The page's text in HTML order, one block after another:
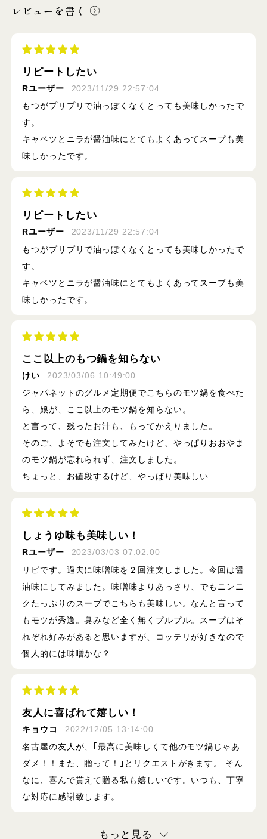
レビューを書く
リピートしたい
Rユーザー
2023/11/29 22:57:04
もつがプリプリで油っぽくなくとっても美味しかったで
す。
キャベツとニラが醤油味にとてもよくあってスープも美
味しかったです。
リピートしたい
Rユーザー
2023/11/29 22:57:04
もつがプリプリで油っぽくなくとっても美味しかったで
す。
キャベツとニラが醤油味にとてもよくあってスープも美
味しかったです。
ここ以上のもつ鍋を知らない
けい
2023/03/06 10:49:00
ジャパネットのグルメ定期便でこちらのモツ鍋を食べた
ら、娘が、ここ以上のモツ鍋を知らない。
と言って、残ったお汁も、もってかえりました。
そのご、よそでも注文してみたけど、やっぱりおおやま
のモツ鍋が忘れられず、注文しました。
ちょっと、お値段するけど、やっぱり美味しい
しょうゆ味も美味しい！
Rユーザー
2023/03/03 07:02:00
リピです。過去に味噌味を２回注文しました。今回は醤
油味にしてみました。味噌味よりあっさり、でもニンニ
クたっぷりのスープでこちらも美味しい。なんと言って
もモツが秀逸。臭みなど全く無くプルプル。スープはそ
れぞれ好みがあると思いますが、コッテリが好きなので
個人的には味噌かな？
友人に喜ばれて嬉しい！
キョウコ
2022/12/05 13:14:00
名古屋の友人が、｢最高に美味しくて他のモツ鍋じゃあ
ダメ！！また、贈って！｣とリクエストがきます。 そん
なに、喜んで貰えて贈る私も嬉しいです。いつも、丁寧
な対応に感謝致します。
もっと見る